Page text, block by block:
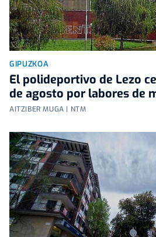
GIPUZKOA
El polideportivo de Lezo
de agosto por labores de
AITZIBER MUGA | NTM